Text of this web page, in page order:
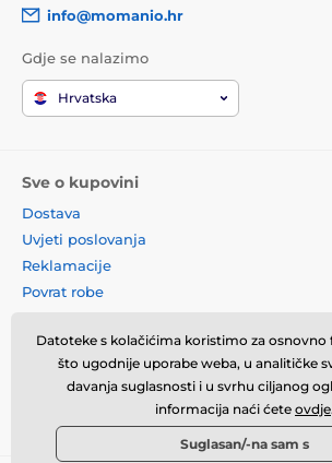
info@momanio.hr
Gdje se nalazimo
Hrvatska
Sve o kupovini
Dostava
Uvjeti poslovanja
Reklamacije
Povrat robe
Načela o korištenju kolačića
Kontaktne informacije
Informacije o obradi osobnih
Datoteke s kolačićima koristimo za osnovno
što ugodnije uporabe weba, u analitičke
davanja suglasnosti i u svrhu ciljanog
informacija naći ćete ovdje.
Suglasan/-na sam s